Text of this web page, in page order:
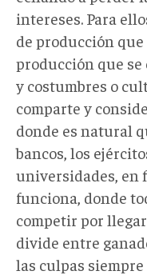
intereses. Para
de producción
producción que
y costumbres o
comparte y
donde es natural
bancos, los
universidades, en
funciona, donde
competir por
divide entre
las culpas